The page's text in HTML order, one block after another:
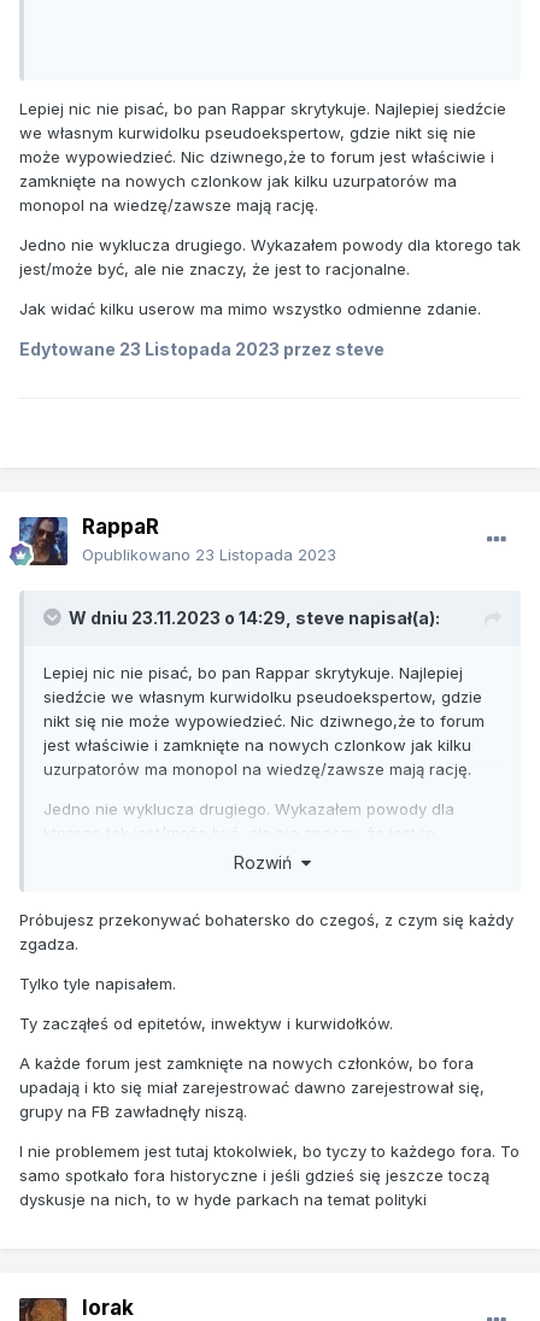
Lepiej nic nie pisać, bo pan Rappar skrytykuje. Najlepiej siedźcie
we własnym kurwidolku pseudoekspertow, gdzie nikt się nie
może wypowiedzieć. Nic dziwnego,że to forum jest właściwie i
zamknięte na nowych czlonkow jak kilku uzurpatorów ma
monopol na wiedzę/zawsze mają rację.
Jedno nie wyklucza drugiego. Wykazałem powody dla ktorego tak
jest/może być, ale nie znaczy, że jest to racjonalne.
Jak widać kilku userow ma mimo wszystko odmienne zdanie.
Edytowane 23 Listopada 2023 przez steve
RappaR
Opublikowano 23 Listopada 2023
W dniu 23.11.2023 o 14:29, steve napisał(a):
Lepiej nic nie pisać, bo pan Rappar skrytykuje. Najlepiej
siedźcie we własnym kurwidolku pseudoekspertow, gdzie
nikt się nie może wypowiedzieć. Nic dziwnego,że to forum
jest właściwie i zamknięte na nowych czlonkow jak kilku
uzurpatorów ma monopol na wiedzę/zawsze mają rację.
Jedno nie wyklucza drugiego. Wykazałem powody dla
Rozwiń
Próbujesz przekonywać bohatersko do czegoś, z czym się każdy
zgadza.
Tylko tyle napisałem.
Ty zacząłeś od epitetów, inwektyw i kurwidołków.
A każde forum jest zamknięte na nowych członków, bo fora
upadają i kto się miał zarejestrować dawno zarejestrował się,
grupy na FB zawładnęły niszą.
I nie problemem jest tutaj ktokolwiek, bo tyczy to każdego fora. To
samo spotkało fora historyczne i jeśli gdzieś się jeszcze toczą
dyskusje na nich, to w hyde parkach na temat polityki
lorak